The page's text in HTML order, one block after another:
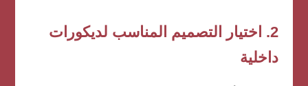
2. اختيار التصميم المناسب لديكورات
داخلية